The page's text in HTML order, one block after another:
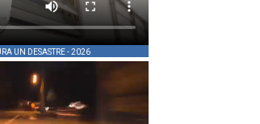
UN DESASTRE - 2026